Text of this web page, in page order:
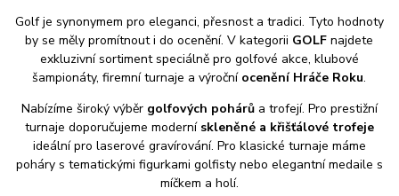
Golf je synonymem pro eleganci, přesnost a tradici. Tyto hodnoty
by se měly promítnout i do ocenění. V kategorii GOLF najdete
exkluzivní sortiment speciálně pro golfové akce, klubové
šampionáty, firemní turnaje a výroční ocenění Hráče Roku.
Nabízíme široký výběr golfových pohárůa trofejí. Pro prestižní
turnaje doporučujeme moderní skleněné a křišťálové trofeje
ideální pro laserové gravírování. Pro klasické turnaje máme
poháry s tematickými figurkami golfisty nebo elegantní medaile s
míčkem a holí.